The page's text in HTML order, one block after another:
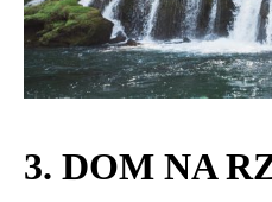
3. DOM NA